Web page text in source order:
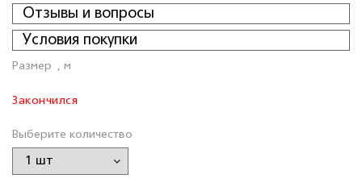
Отзывы и вопросы
Условия покупки
Размер , м
Закончился
Выберите количество